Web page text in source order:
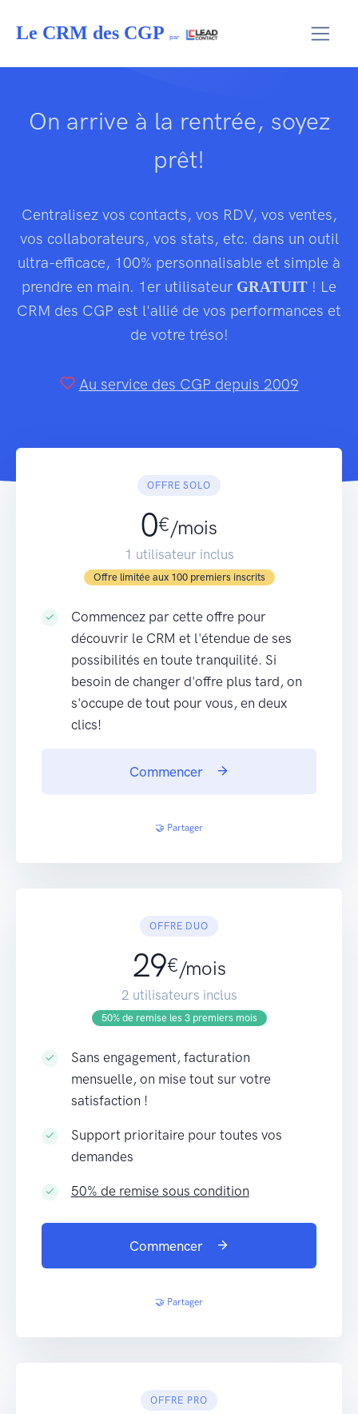
Le CRM des CGP par
On arrive à la rentrée, soyez
prêt!
Centralisez vos contacts, vos RDV, vos ventes,
vos collaborateurs, vos stats, etc. dans un outil
ultra-efficace, 100% personnalisable et simple à
prendre en main. 1er utilisateur GRATUIT ! Le
CRM des CGP est l'allié de vos performances et
de votre tréso!
Au service des CGP depuis 2009
OFFRE SOLO
0€/mois
1 utilisateur inclus
Offre limitée aux 100 premiers inscrits
Commencez par cette offre pour
découvrir le CRM et l'étendue de ses
possibilités en toute tranquilité. Si
besoin de changer d'offre plus tard, on
s'occupe de tout pour vous, en deux
clics!
Commencer
🤝 Partager
OFFRE DUO
29€/mois
2 utilisateurs inclus
50% de remise les 3 premiers mois
Sans engagement, facturation
mensuelle, on mise tout sur votre
satisfaction !
Support prioritaire pour toutes vos
demandes
50% de remise sous condition
Commencer
🤝 Partager
OFFRE PRO